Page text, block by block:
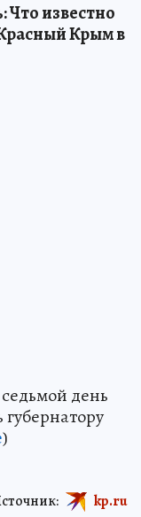
Что известно
Крым в
день
)
kp.ru